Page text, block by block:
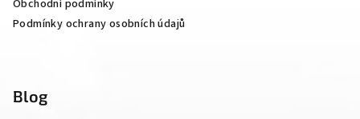
Obchodní podmínky
Podmínky ochrany osobních údajů
Blog